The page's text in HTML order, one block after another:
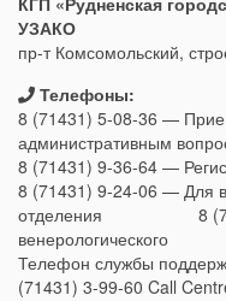
УЗАКО
пр-т Комсомольский,
Телефоны:
8 (71431) 5-08-36 —
административным
8 (71431) 9-36-64 —
8 (71431) 9-24-06 — Для
отделения 8 (71431)
Телефон службы
(71431) 3-99-60 Call